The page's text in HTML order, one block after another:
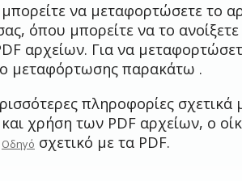
να μεταφορτώσετε το
όπου μπορείτε να το
αρχείων. Για να
μεταφόρτωσης παρακάτω .
πληροφορίες
χρήση των PDF αρχείων, ο
Οδηγό σχετικό με τα PDF.